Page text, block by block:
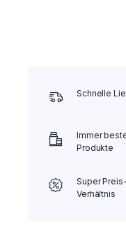
Schnelle
Immer
Produkte
Super
Verhältnis